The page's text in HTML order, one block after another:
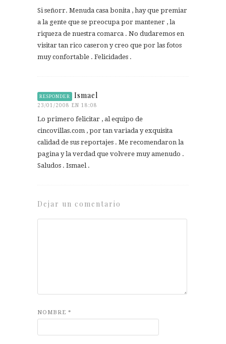
Si señorr. Menuda casa bonita , hay que premiar
a la gente que se preocupa por mantener , la
riqueza de nuestra comarca . No dudaremos en
visitar tan rico caseron y creo que por las fotos
muy confortable . Felicidades .
RESPONDER Ismael
23/01/2008 EN 18:08
Lo primero felicitar , al equipo de
cincovillas.com , por tan variada y exquisita
calidad de sus reportajes . Me recomendaron la
pagina y la verdad que volvere muy amenudo .
Saludos . Ismael .
Dejar un comentario
NOMBRE *